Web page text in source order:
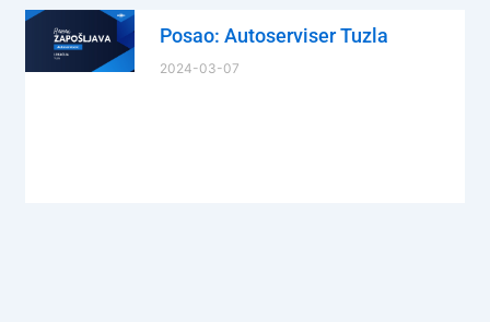
Posao: Autoserviser Tuzla
2024-03-07